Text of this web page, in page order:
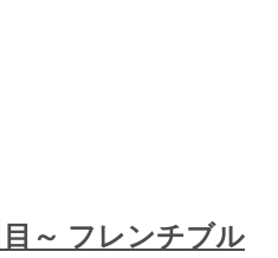
～ フレンチブル